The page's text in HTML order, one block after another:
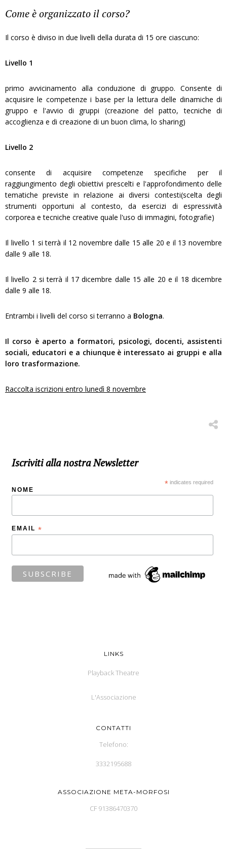
Come è organizzato il corso?
Il corso è diviso in due livelli della durata di 15 ore ciascuno:
Livello 1
primo avvicinamento alla conduzione di gruppo. Consente di
acquisire le competenze i base per la lettura delle dinamiche di
gruppo e l'avvio di gruppi (creazione del patto, tecniche di
accoglienza e di creazione di un buon clima, lo sharing)
Livello 2
consente di acquisire competenze specifiche per il
raggiungimento degli obiettivi prescelti e l'approfondimento delle
tematiche previste in relazione ai diversi contesti(scelta degli
strumenti opportuni al contesto, da esercizi di espressività
corporea e tecniche creative quale l'uso di immagini, fotografie)
Il livello 1 si terrà il 12 novembre dalle 15 alle 20 e il 13 novembre
dalle 9 alle 18.
Il livello 2 si terrà il 17 dicembre dalle 15 alle 20 e il 18 dicembre
dalle 9 alle 18.
Entrambi i livelli del corso si terranno a Bologna.
Il corso è aperto a formatori, psicologi, docenti, assistenti
sociali, educatori e a chiunque è interessato ai gruppi e alla
loro trasformazione.
Raccolta iscrizioni entro lunedì 8 novembre
Iscriviti alla nostra Newsletter
* indicates required
NOME
EMAIL *
LINKS
Playback Theatre
L'Associazione
CONTATTI
Telefono:
3332195688
ASSOCIAZIONE META-MORFOSI
CF 91386470370